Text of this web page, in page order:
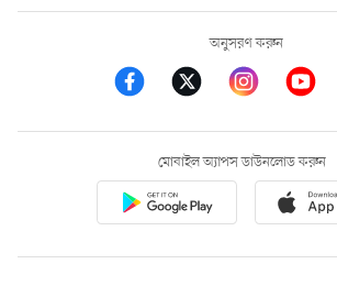
অনুসরণ করুন
মোবাইল অ্যাপস ডাউনলোড করুন